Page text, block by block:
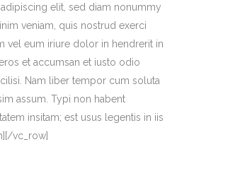
elit, sed diam nonummy
veniam, quis nostrud exerci
vel eum iriure dolor in hendrerit in
et accumsan et iusto odio
Nam liber tempor cum soluta
assum. Typi non habent
insitam; est usus legentis in iis
vc_row]